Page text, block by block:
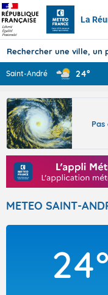
La
Saint-André 24°
METEO SAINT-
24°